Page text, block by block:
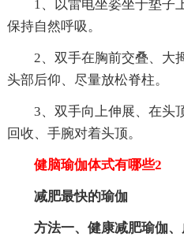
1、以雷电坐姿坐于垫子
保持自然呼吸。
2、双手在胸前交叠、大
头部后仰、尽量放松脊柱。
3、双手向上伸展、在头
回收、手腕对着头顶。
健脑瑜伽体式有哪些2
减肥最快的瑜伽
方法一、健康减肥瑜伽